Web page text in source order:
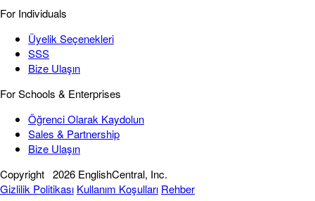
For Individuals
Üyelik Seçenekleri
SSS
Bize Ulaşın
For Schools & Enterprises
Öğrenci Olarak Kaydolun
Sales & Partnership
Bize Ulaşın
Copyright 2026 EnglishCentral, Inc.
Gizlilik Politikası Kullanım Koşulları Rehber